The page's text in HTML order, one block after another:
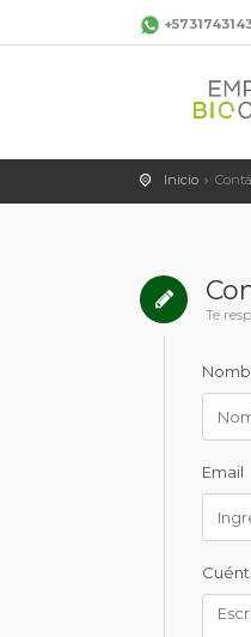
Inicio
Te
Email